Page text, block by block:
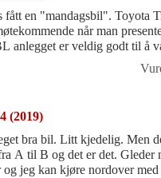
fått en "mandagsbil". Toyota
når man
anlegget er veldig godt til å
(2019)
bra bil. Litt kjedelig. Men
og det er det. Gleder meg til corona
og jeg kan kjøre nordover